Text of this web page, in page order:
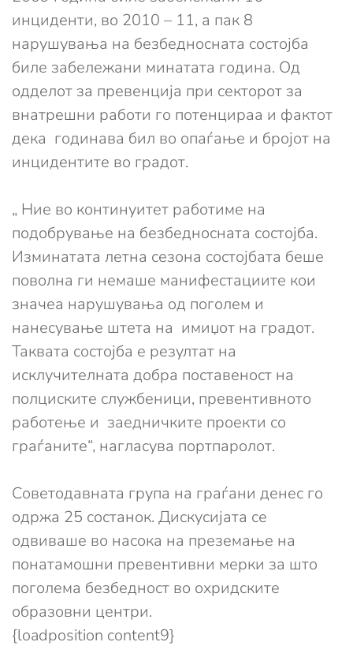
инциденти, во 2010 – 11, а пак 8
нарушувања на безбедносната состојба
биле забележани минатата година. Од
одделот за превенција при секторот за
внатрешни работи го потенцираа и фактот
дека годинава бил во опаѓање и бројот на
инцидентите во градот.
„ Ние во континуитет работиме на
подобрување на безбедносната состојба.
Изминатата летна сезона состојбата беше
поволна ги немаше манифестациите кои
значеа нарушувања од поголем и
нанесување штета на имиџот на градот.
Таквата состојба е резултат на
исклучителната добра поставеност на
полциските службеници, превентивното
работење и заедничките проекти со
граѓаните“, нагласува портпаролот.
Советодавната група на граѓани денес го
одржа 25 состанок. Дискусијата се
одвиваше во насока на преземање на
понатамошни превентивни мерки за што
поголема безбедност во охридските
образовни центри.
{loadposition content9}